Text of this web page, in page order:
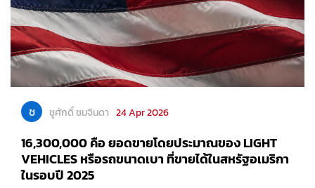
ช ชูศักดิ์ ชมจินดา 24 Apr 2026
16,300,000 คือ ยอดขายโดยประมาณของ LIGHT
VEHICLES หรือรถขนาดเบา ที่ขายได้ในสหรัฐอเมริกา
ในรอบปี 2025